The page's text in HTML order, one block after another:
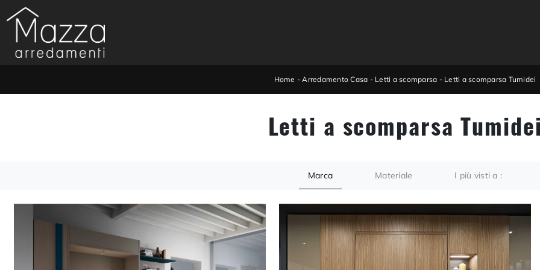
Home -Arredamento Casa - Letti a scomparsa - Letti a scomparsa Tumidei
Letti a scomparsa
Marca Materiale I più visti a :